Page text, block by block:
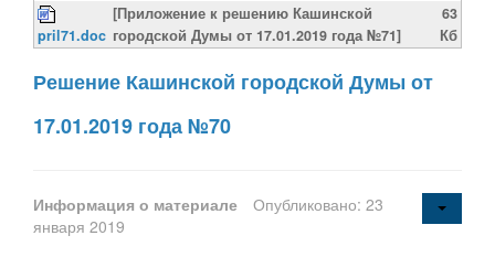
pril71.doc
[Приложение к решению Кашинской
городской Думы от 17.01.2019 года №71]
63
Кб
Решение Кашинской городской Думы от
17.01.2019 года №70
Информация о материале
Опубликовано: 23
января 2019